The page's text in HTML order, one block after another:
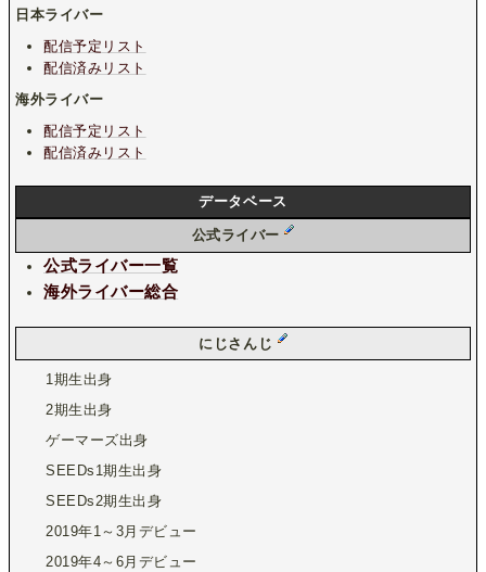
日本ライバー
配信予定リスト
配信済みリスト
海外ライバー
配信予定リスト
配信済みリスト
データベース
公式ライバー
公式ライバー一覧
海外ライバー総合
にじさんじ
1期生出身
2期生出身
ゲーマーズ出身
SEEDs1期生出身
SEEDs2期生出身
2019年1～3月デビュー
2019年4～6月デビュー